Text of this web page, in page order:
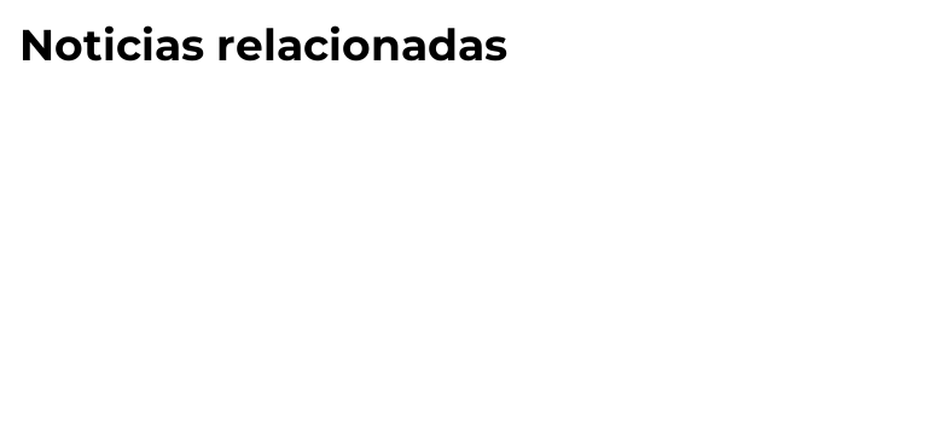
Noticias relacionadas